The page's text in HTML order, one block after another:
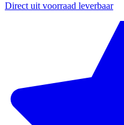
Direct uit voorraad leverbaar